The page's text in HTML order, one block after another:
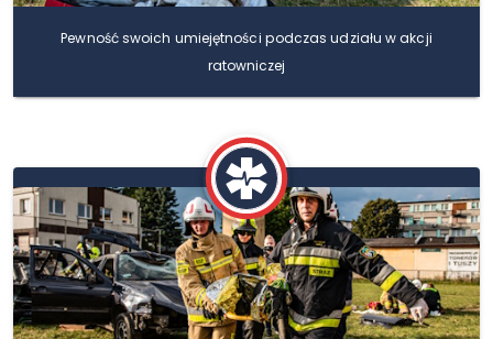
Pewność swoich umiejętności podczas udziału w akcji
ratowniczej